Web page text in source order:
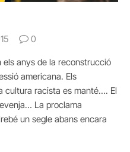
0
els anys de la reconstrucció
americana. Els
cultura racista es manté…. El
La proclama
un segle abans encara